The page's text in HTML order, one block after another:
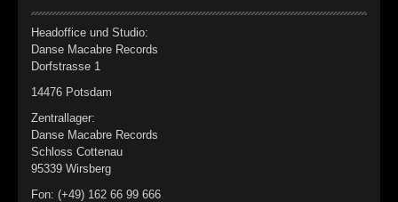
Headoffice und Studio:
Danse Macabre Records
Dorfstrasse 1
14476 Potsdam
Zentrallager:
Danse Macabre Records
Schloss Cottenau
95339 Wirsberg
Fon: (+49) 162 66 99 666